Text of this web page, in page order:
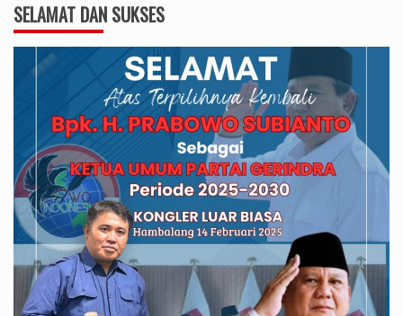
SELAMAT DAN SUKSES